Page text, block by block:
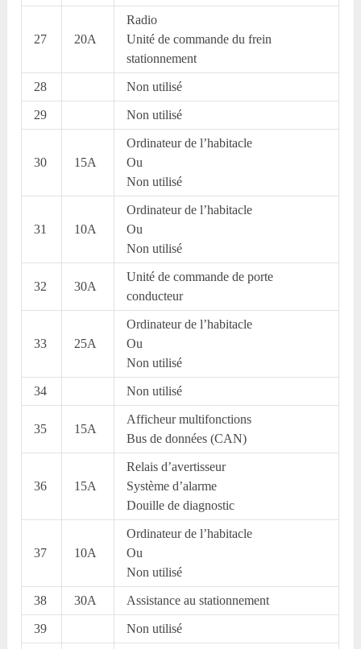
27 20A
Radio
Unité de commande du frein
stationnement
28 Non utilisé
29 Non utilisé
30 15A
Ordinateur de l’habitacle
Ou
Non utilisé
31 10A
Ordinateur de l’habitacle
Ou
Non utilisé
32 30A
Unité de commande de porte
conducteur
33 25A
Ordinateur de l’habitacle
Ou
Non utilisé
34 Non utilisé
35 15A
Afficheur multifonctions
Bus de données (CAN)
36 15A
Relais d’avertisseur
Système d’alarme
Douille de diagnostic
37 10A
Ordinateur de l’habitacle
Ou
Non utilisé
38 30A Assistance au stationnement
39 Non utilisé